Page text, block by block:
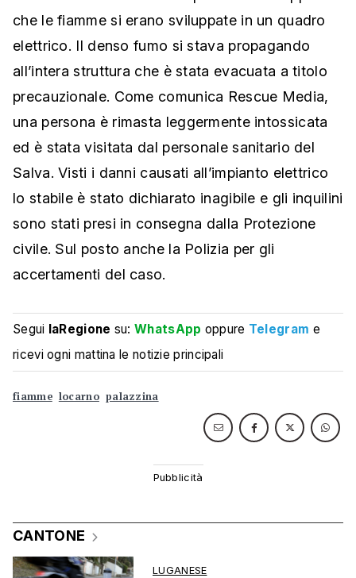
che le fiamme si erano sviluppate in un quadro
elettrico. Il denso fumo si stava propagando
all’intera struttura che è stata evacuata a titolo
precauzionale. Come comunica Rescue Media,
una persona è rimasta leggermente intossicata
ed è stata visitata dal personale sanitario del
Salva. Visti i danni causati all’impianto elettrico
lo stabile è stato dichiarato inagibile e gli inquilini
sono stati presi in consegna dalla Protezione
civile. Sul posto anche la Polizia per gli
accertamenti del caso.
Segui laRegione su:WhatsApp oppure Telegram e
ricevi ogni mattina le notizie principali
fiamme locarno palazzina
CANTONE
LUGANESE